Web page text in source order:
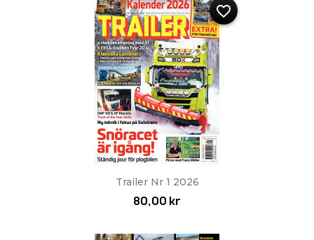
Trailer Nr 1 2026
80,00 kr
favorite_border